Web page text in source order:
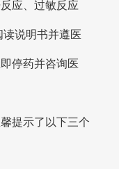
应、过敏反应
说明书并遵医
停药并咨询医
提示了以下三个